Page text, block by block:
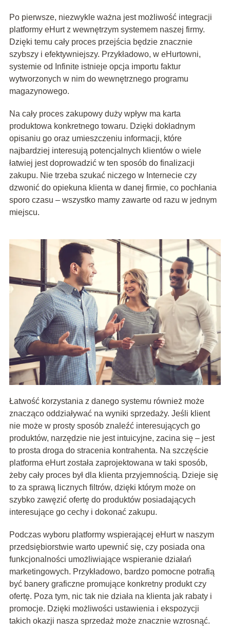
Po pierwsze, niezwykle ważna jest możliwość integracji
platformy eHurt z wewnętrzym systemem naszej firmy.
Dzięki temu cały proces przejścia będzie znacznie
szybszy i efektywniejszy. Przykładowo, w eHurtowni,
systemie od Infinite istnieje opcja importu faktur
wytworzonych w nim do wewnętrznego programu
magazynowego.
Na cały proces zakupowy duży wpływ ma karta
produktowa konkretnego towaru. Dzięki dokładnym
opisaniu go oraz umieszczeniu informacji, które
najbardziej interesują potencjalnych klientów o wiele
łatwiej jest doprowadzić w ten sposób do finalizacji
zakupu. Nie trzeba szukać niczego w Internecie czy
dzwonić do opiekuna klienta w danej firmie, co pochłania
sporo czasu – wszystko mamy zawarte od razu w jednym
miejscu.
Łatwość korzystania z danego systemu również może
znacząco oddziaływać na wyniki sprzedaży. Jeśli klient
nie może w prosty sposób znaleźć interesujących go
produktów, narzędzie nie jest intuicyjne, zacina się – jest
to prosta droga do stracenia kontrahenta. Na szczęście
platforma eHurt została zaprojektowana w taki sposób,
żeby cały proces był dla klienta przyjemnością. Dzieje się
to za sprawą licznych filtrów, dzięki którym może on
szybko zawęzić ofertę do produktów posiadających
interesujące go cechy i dokonać zakupu.
Podczas wyboru platformy wspierającej eHurt w naszym
przedsiębiorstwie warto upewnić się, czy posiada ona
funkcjonalności umożliwiające wspieranie działań
marketingowych. Przykładowo, bardzo pomocne potrafią
być banery graficzne promujące konkretny produkt czy
ofertę. Poza tym, nic tak nie działa na klienta jak rabaty i
promocje. Dzięki możliwości ustawienia i ekspozycji
takich okazji nasza sprzedaż może znacznie wzrosnąć.